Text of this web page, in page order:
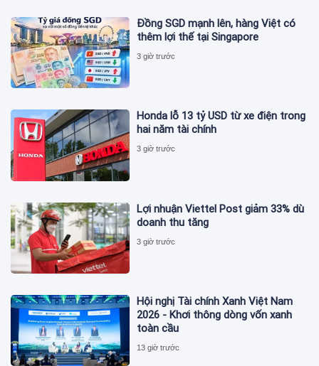
Đồng SGD mạnh lên, hàng Việt có
thêm lợi thế tại Singapore
3 giờ trước
Honda lỗ 13 tỷ USD từ xe điện trong
hai năm tài chính
3 giờ trước
Lợi nhuận Viettel Post giảm 33% dù
doanh thu tăng
3 giờ trước
Hội nghị Tài chính Xanh Việt Nam
2026 - Khơi thông dòng vốn xanh
toàn cầu
13 giờ trước